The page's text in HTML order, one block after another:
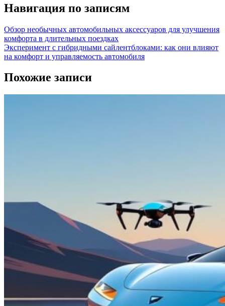
Навигация по записям
Обзор необычных автомобильных аксессуаров для улучшения
комфорта в длительных поездках
Эксперимент с гибридными сайлентблоками: как они влияют
на комфорт и управляемость автомобиля
Похожие записи